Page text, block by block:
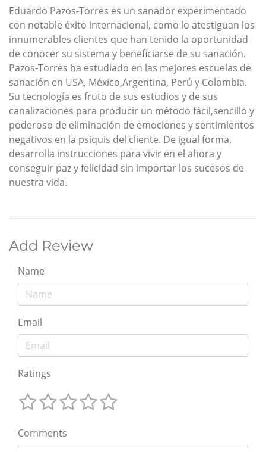
Eduardo Pazos-Torres es un sanador experimentado
con notable éxito internacional, como lo atestiguan los
innumerables clientes que han tenido la oportunidad
de conocer su sistema y beneficiarse de su sanación.
Pazos-Torres ha estudiado en las mejores escuelas de
sanación en USA, México,Argentina, Perú y Colombia.
Su tecnología es fruto de sus estudios y de sus
canalizaciones para producir un método fácil,sencillo y
poderoso de eliminación de emociones y sentimientos
negativos en la psiquis del cliente. De igual forma,
desarrolla instrucciones para vivir en el ahora y
conseguir paz y felicidad sin importar los sucesos de
nuestra vida.
Add Review
Name
Email
Ratings
Comments